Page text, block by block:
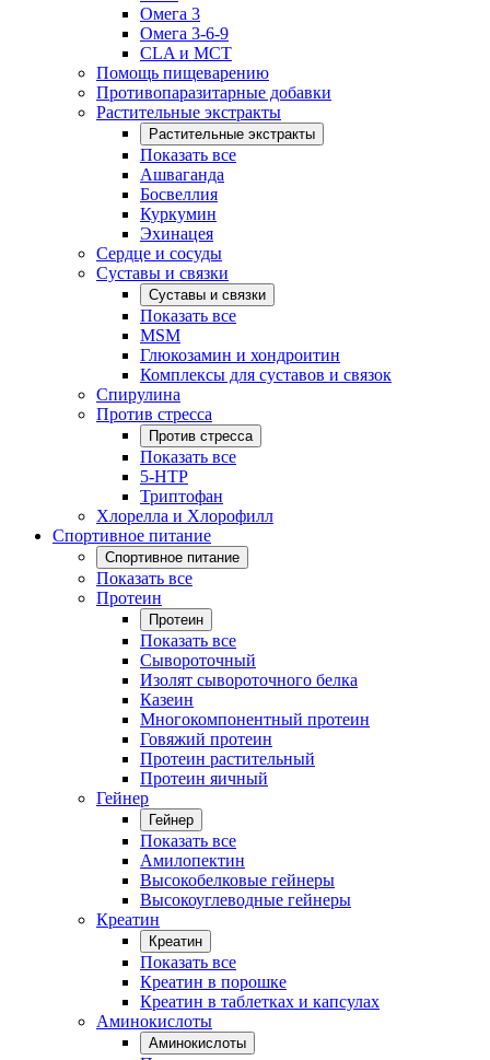
Омега 3
Омега 3-6-9
CLA и MCT
Помощь пищеварению
Противопаразитарные добавки
Растительные экстракты
Растительные экстракты
Показать все
Ашваганда
Босвеллия
Куркумин
Эхинацея
Сердце и сосуды
Суставы и связки
Суставы и связки
Показать все
MSM
Глюкозамин и хондроитин
Комплексы для суставов и связок
Спирулина
Против стресса
Против стресса
Показать все
5-HTP
Триптофан
Хлорелла и Хлорофилл
Спортивное питание
Спортивное питание
Показать все
Протеин
Протеин
Показать все
Сывороточный
Изолят сывороточного белка
Казеин
Многокомпонентный протеин
Говяжий протеин
Протеин растительный
Протеин яичный
Гейнер
Гейнер
Показать все
Амилопектин
Высокобелковые гейнеры
Высокоуглеводные гейнеры
Креатин
Креатин
Показать все
Креатин в порошке
Креатин в таблетках и капсулах
Аминокислоты
Аминокислоты